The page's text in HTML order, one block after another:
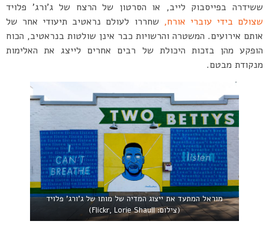
ששידרה בפייסבוק לייב, או הסרטון של הרצח של ג’ורג’ פלויד
שצולם בידי עוברי אורח, שחררו לעולם נראטיב תיעודי אחר של
אותם אירועים. המשטרה והרשויות כבר אינן שולטות בנראטיב, הכוח
הופקע מהן בזכות היכולת של רבים אחרים לייצג את האלימות
מנקודת מבטם.
מוראל המתעד את ייצוג המדיה של מותו של ג’ורג’ פלויד
(צילום: Flickr, Lorie Shaull)